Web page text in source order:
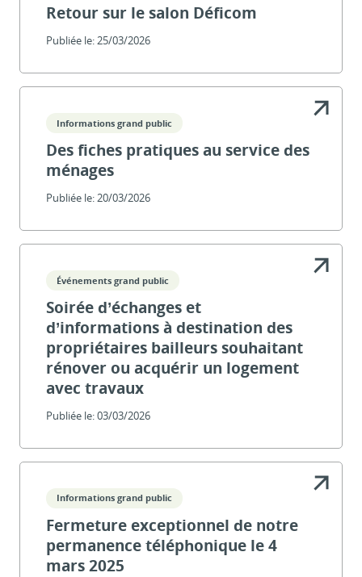
Retour sur le salon Déficom
Publiée le:25/03/2026
Informations grand public
Des fiches pratiques au service des
ménages
Publiée le:20/03/2026
Événements grand public
Soirée d’échanges et
d’informations à destination des
propriétaires bailleurs souhaitant
rénover ou acquérir un logement
avec travaux
Publiée le:03/03/2026
Informations grand public
Fermeture exceptionnel de notre
permanence téléphonique le 4
mars 2025